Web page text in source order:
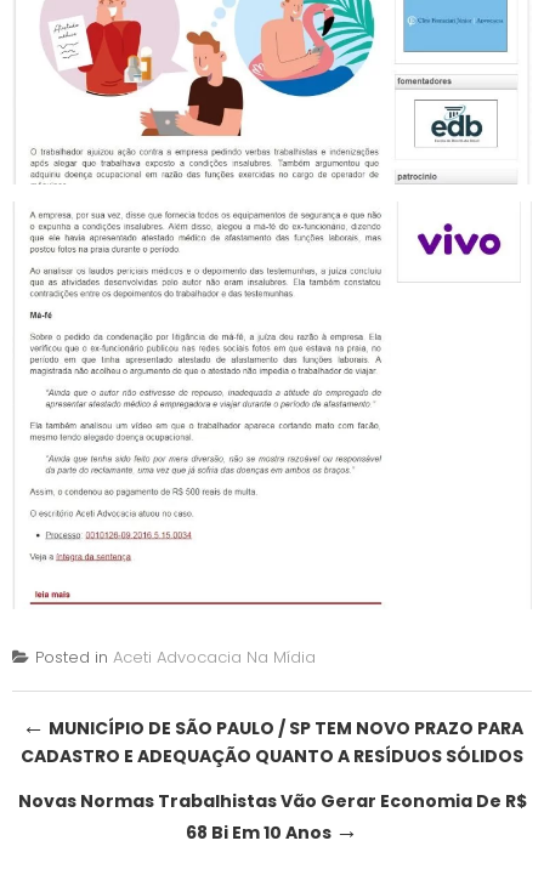
Posted in Aceti Advocacia Na Mídia
Post
navigation
← MUNICÍPIO DE SÃO PAULO / SP TEM NOVO PRAZO PARA
CADASTRO E ADEQUAÇÃO QUANTO A RESÍDUOS SÓLIDOS
Novas Normas Trabalhistas Vão Gerar Economia De R$
68 Bi Em 10 Anos →